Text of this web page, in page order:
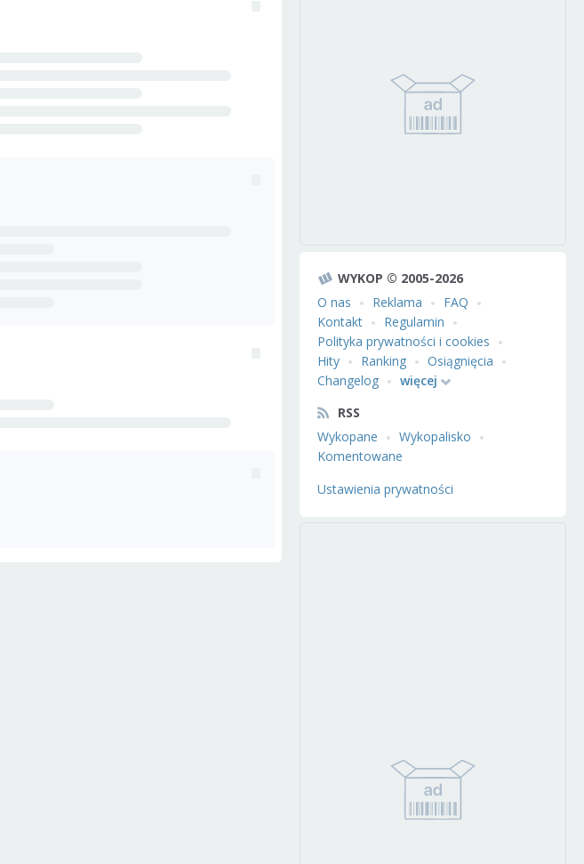
WYKOP © 2005-2026
O nas
Reklama
FAQ
Kontakt
Regulamin
Polityka prywatności i cookies
Hity
Ranking
Osiągnięcia
Changelog
więcej
RSS
Wykopane
Wykopalisko
Komentowane
Ustawienia prywatności